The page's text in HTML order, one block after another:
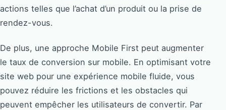
actions telles que l’achat d’un produit ou la prise de
rendez-vous.
De plus, une approche Mobile First peut augmenter
le taux de conversion sur mobile. En optimisant votre
site web pour une expérience mobile fluide, vous
pouvez réduire les frictions et les obstacles qui
peuvent empêcher les utilisateurs de convertir. Par